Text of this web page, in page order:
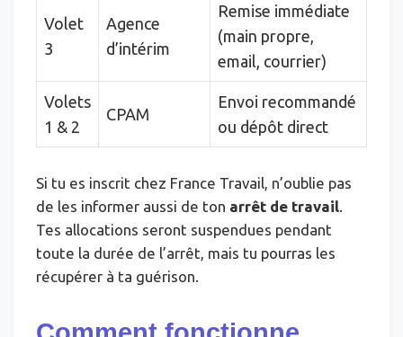
Volet
3
Agence
d’intérim
Remise immédiate
(main propre,
email, courrier)
Volets
1 & 2
CPAM
Envoi recommandé
ou dépôt direct
Si tu es inscrit chez France Travail, n’oublie pas
de les informer aussi de ton arrêt de travail
Tes allocations seront suspendues pendant
toute la durée de l’arrêt, mais tu pourras les
récupérer à ta guérison.